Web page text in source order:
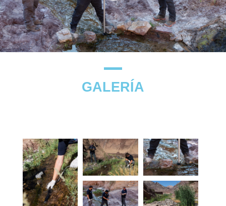
GALERÍA